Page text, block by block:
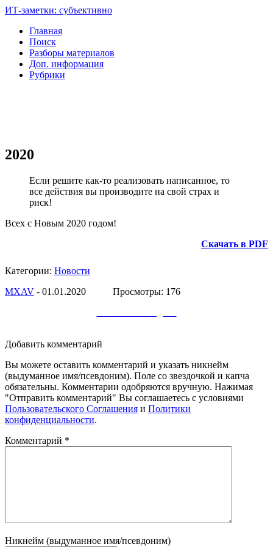
ИТ-заметки: субъективно
Главная
Поиск
Разборы материалов
Доп. информация
Рубрики
2020
Если решите как-то реализовать написанное, то
все действия вы производите на свой страх и
риск!
Всех с Новым 2020 годом!
Скачать в PDF
Категории: Новости
МXAV - 01.01.2020 Просмотры: 176
Добавить комментарий
Вы можете оставить комментарий и указать никнейм
(выдуманное имя/псевдоним). Поле со звездочкой и капча
обязательны. Комментарии одобряются вручную. Нажимая
"Отправить комментарий" Вы соглашаетесь с условиями
Пользовательского Соглашения и Политики
конфиденциальности.
Комментарий *
Никнейм (выдуманное имя/псевдоним)